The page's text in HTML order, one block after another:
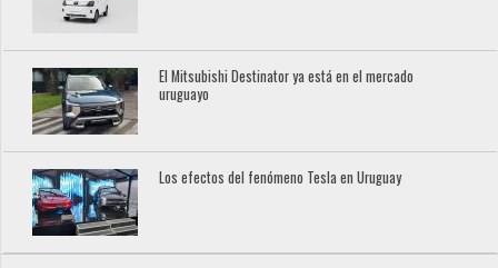
El Mitsubishi Destinator ya está en el mercado
uruguayo
Los efectos del fenómeno Tesla en Uruguay